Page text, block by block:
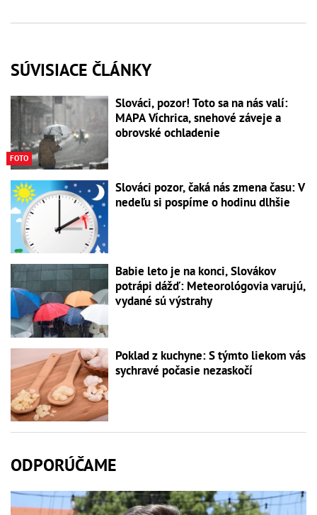
SÚVISIACE ČLÁNKY
FOTO
Slováci, pozor! Toto sa na nás valí:
MAPA Víchrica, snehové záveje a
obrovské ochladenie
Slováci pozor, čaká nás zmena času: V
nedeľu si pospíme o hodinu dlhšie
Babie leto je na konci, Slovákov
potrápi dážď: Meteorológovia varujú,
vydané sú výstrahy
Poklad z kuchyne: S týmto liekom vás
sychravé počasie nezaskočí
ODPORÚČAME